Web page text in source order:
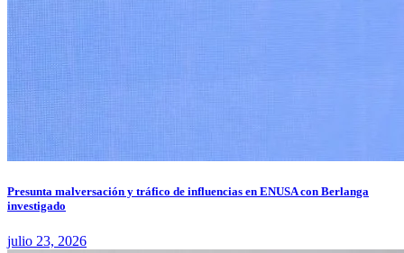
Presunta malversación y tráfico de influencias en ENUSA con Berlanga
investigado
julio 23, 2026